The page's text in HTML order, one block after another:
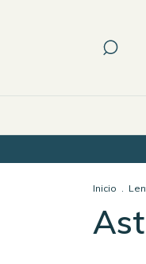
Inicio .